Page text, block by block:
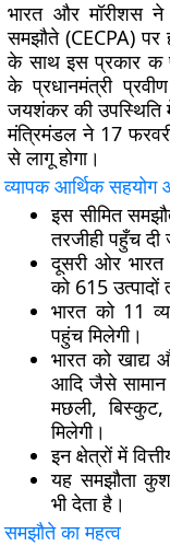
भारत और मॉरीशस ने
समझौते (CECPA) पर
के साथ इस प्रकार क
के प्रधानमंत्री
जयशंकर की उपस्थिति
मंत्रिमंडल ने 17
से लागू होगा।
व्यापक आर्थिक सहयोग
इस सीमित
तरजीही पहुँच दी
दूसरी ओर भारत
को 615
भारत को 11
पहुंच मिलेगी।
भारत को खाद्य
आदि जैसे सामान
मछली,
मिलेगी।
इन क्षेत्रों में
यह समझौता
भी देता है।
समझौते का महत्व